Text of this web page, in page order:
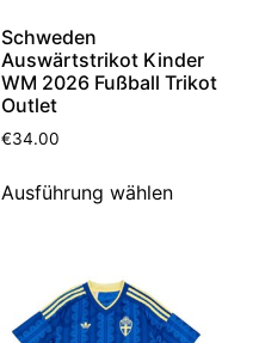
Schweden
Auswärtstrikot Kinder
WM 2026 Fußball Trikot
Outlet
€34.00
Ausführung wählen